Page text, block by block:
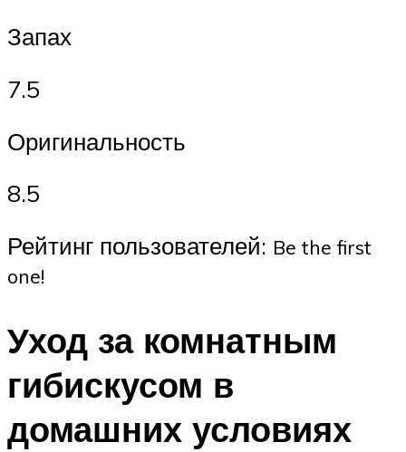
Запах
7.5
Оригинальность
8.5
Рейтинг пользователей: Be the first
one!
Уход за комнатным
гибискусом в
домашних условиях